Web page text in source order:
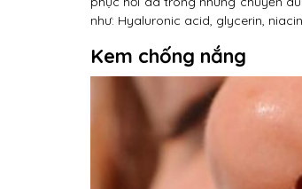
như: Hyaluronic acid, glycerin,
Kem chống nắng